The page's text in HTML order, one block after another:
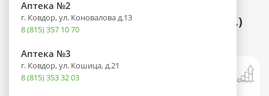
Аптека №2
г. Ковдор, ул. Коновалова д.13
8 (815) 357 10 70
Аптека №3
г. Ковдор, ул. Кошица, д.21
8 (815) 353 32 03
Каталог Лекарственные препараты
Ортофен туба(мазь д/наружн. прим.)
2% 30г №1